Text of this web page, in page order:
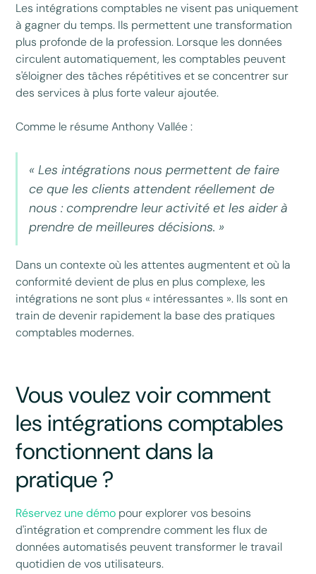
Les intégrations comptables ne visent pas uniquement
à gagner du temps. Ils permettent une transformation
plus profonde de la profession. Lorsque les données
circulent automatiquement, les comptables peuvent
s'éloigner des tâches répétitives et se concentrer sur
des services à plus forte valeur ajoutée.
Comme le résume Anthony Vallée :
« Les intégrations nous permettent de faire
ce que les clients attendent réellement de
nous : comprendre leur activité et les aider à
prendre de meilleures décisions. »
Dans un contexte où les attentes augmentent et où la
conformité devient de plus en plus complexe, les
intégrations ne sont plus « intéressantes ». Ils sont en
train de devenir rapidement la base des pratiques
comptables modernes.
Vous voulez voir comment
les intégrations comptables
fonctionnent dans la
pratique ?
Réservez une démo pour explorer vos besoins
d'intégration et comprendre comment les flux de
données automatisés peuvent transformer le travail
quotidien de vos utilisateurs.